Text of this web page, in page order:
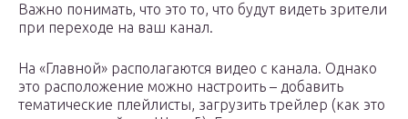
Важно понимать, что это то, что будут видеть зрители
при переходе на ваш канал.
На «Главной» располагаются видео с канала. Однако
это расположение можно настроить – добавить
тематические плейлисты, загрузить трейлер (как это